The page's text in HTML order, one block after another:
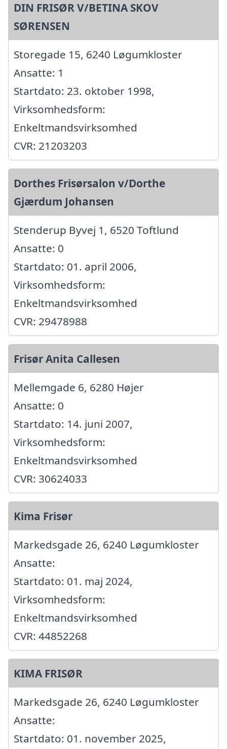
DIN FRISØR V/BETINA SKOV
SØRENSEN
Storegade 15, 6240 Løgumkloster
Ansatte: 1
Startdato: 23. oktober 1998,
Virksomhedsform:
Enkeltmandsvirksomhed
CVR: 21203203
Dorthes Frisørsalon v/Dorthe
Gjærdum Johansen
Stenderup Byvej 1, 6520 Toftlund
Ansatte: 0
Startdato: 01. april 2006,
Virksomhedsform:
Enkeltmandsvirksomhed
CVR: 29478988
Frisør Anita Callesen
Mellemgade 6, 6280 Højer
Ansatte: 0
Startdato: 14. juni 2007,
Virksomhedsform:
Enkeltmandsvirksomhed
CVR: 30624033
Kima Frisør
Markedsgade 26, 6240 Løgumkloster
Ansatte:
Startdato: 01. maj 2024,
Virksomhedsform:
Enkeltmandsvirksomhed
CVR: 44852268
KIMA FRISØR
Markedsgade 26, 6240 Løgumkloster
Ansatte:
Startdato: 01. november 2025,